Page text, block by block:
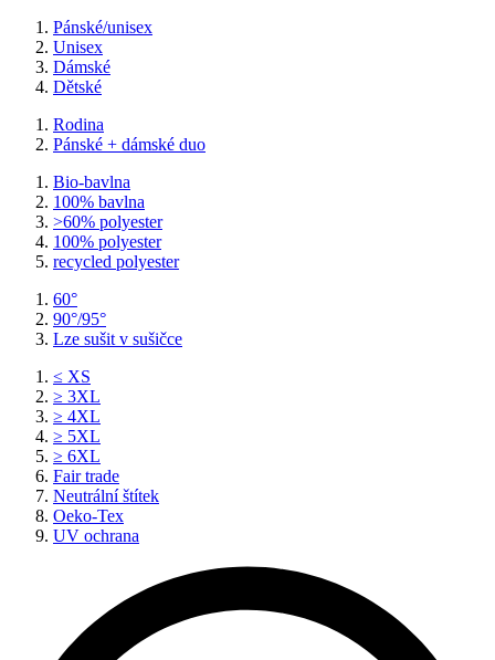
Pánské/unisex
Unisex
Dámské
Dětské
Rodina
Pánské + dámské duo
Bio-bavlna
100% bavlna
>60% polyester
100% polyester
recycled polyester
60°
90°/95°
Lze sušit v sušičce
≤ XS
≥ 3XL
≥ 4XL
≥ 5XL
≥ 6XL
Fair trade
Neutrální štítek
Oeko-Tex
UV ochrana